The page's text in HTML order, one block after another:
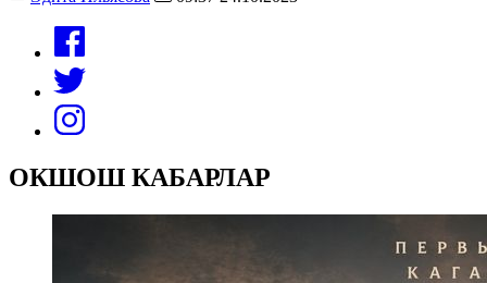
ОКШОШ КАБАРЛАР